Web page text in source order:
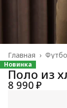
Главная ›
Новинка
Поло из
8 990 ₽